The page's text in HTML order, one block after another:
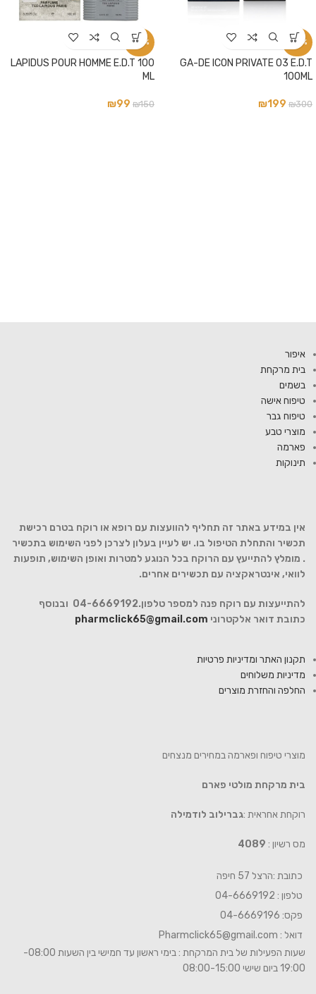
-34%
GA-DE ICON PRIVATE 03 E.D.T
100ML
₪300
₪199
-34%
LAPIDUS POUR HOMME E.D.T 100
ML
₪150
₪99
איפור
בית מרקחת
בשמים
טיפוח אישה
טיפוח גבר
מוצרי טבע
פארמה
תינוקות
אין במידע באתר זה תחליף להוועצות עם רופא או רוקח בטרם רכישת
תכשיר והתחלת הטיפול בו. יש לעיין בעלון לצרכן לפני השימוש בתכשיר
. מומלץ להתייעץ עם הרוקח בכל הנוגע למטרות ואופן השימוש, תופעות
לוואי, אינטראקציה עם תכשירים אחרים.
להתייעצות עם רוקח פנה למספר טלפון.04-6669192 ובנוסף
כתובת דואר אלקטרוני pharmclick65@gmail.com
תקנון האתר ומדיניות פרטיות
מדיניות משלוחים
החלפה והחזרת מוצרים
מוצרי טיפוח ופארמה במחירים מנצחים
בית מרקחת מולטי פארם
רוקחת אחראית :גברילוב לודמילה
מס רשיון : 4089
כתובת :הרצל 57 חיפה
טלפון : 04-6669192
פקס: 04-6669196
דואל : Pharmclick65@gmail.com
שעות הפעילות של בית המרקחת : בימי ראשון עד חמישי בין השעות 08:00-
19:00 ביום שישי 08:00-15:00